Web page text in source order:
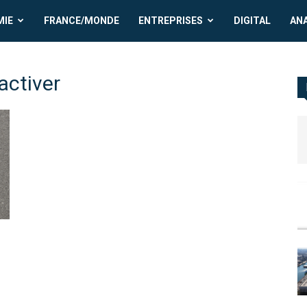
FRANCE/MONDE ENTREPRISES DIGITAL